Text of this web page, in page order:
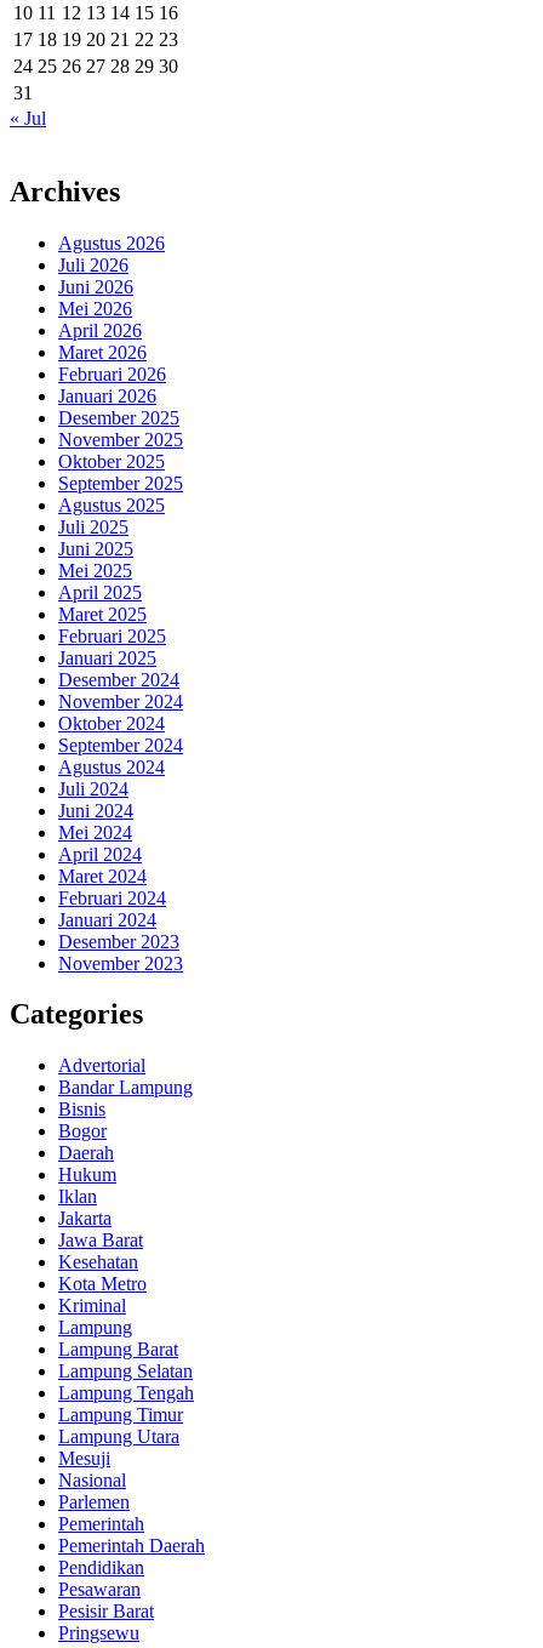
10 11 12 13 14 15 16
17 18 19 20 21 22 23
24 25 26 27 28 29 30
31
« Jul
Archives
Agustus 2026
Juli 2026
Juni 2026
Mei 2026
April 2026
Maret 2026
Februari 2026
Januari 2026
Desember 2025
November 2025
Oktober 2025
September 2025
Agustus 2025
Juli 2025
Juni 2025
Mei 2025
April 2025
Maret 2025
Februari 2025
Januari 2025
Desember 2024
November 2024
Oktober 2024
September 2024
Agustus 2024
Juli 2024
Juni 2024
Mei 2024
April 2024
Maret 2024
Februari 2024
Januari 2024
Desember 2023
November 2023
Categories
Advertorial
Bandar Lampung
Bisnis
Bogor
Daerah
Hukum
Iklan
Jakarta
Jawa Barat
Kesehatan
Kota Metro
Kriminal
Lampung
Lampung Barat
Lampung Selatan
Lampung Tengah
Lampung Timur
Lampung Utara
Mesuji
Nasional
Parlemen
Pemerintah
Pemerintah Daerah
Pendidikan
Pesawaran
Pesisir Barat
Pringsewu